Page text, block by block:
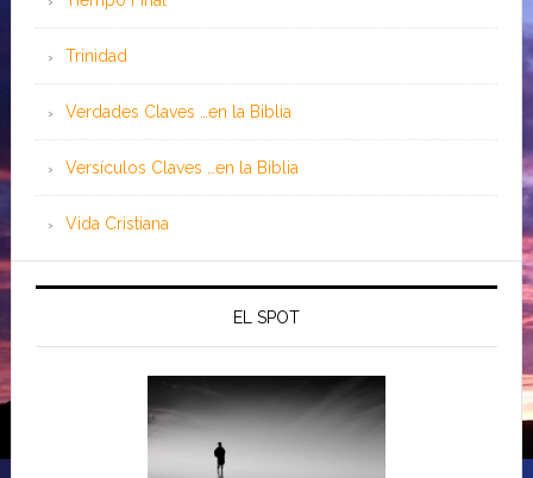
Trinidad
Verdades Claves …en la Biblia
Versículos Claves …en la Biblia
Vida Cristiana
EL SPOT